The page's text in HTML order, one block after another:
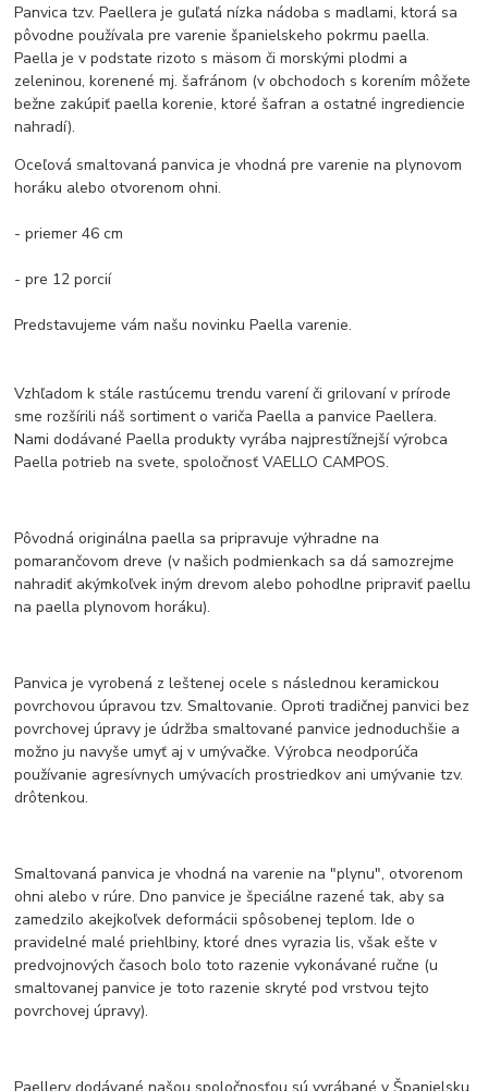
Panvica tzv. Paellera je guľatá nízka nádoba s madlami, ktorá sa
pôvodne používala pre varenie španielskeho pokrmu paella.
Paella je v podstate rizoto s mäsom či morskými plodmi a
zeleninou, korenené mj. šafránom (v obchodoch s korením môžete
bežne zakúpiť paella korenie, ktoré šafran a ostatné ingrediencie
nahradí).
Oceľová smaltovaná panvica je vhodná pre varenie na plynovom
horáku alebo otvorenom ohni.
- priemer 46 cm
- pre 12 porcií
Predstavujeme vám našu novinku Paella varenie.
Vzhľadom k stále rastúcemu trendu varení či grilovaní v prírode
sme rozšírili náš sortiment o variča Paella a panvice Paellera.
Nami dodávané Paella produkty vyrába najprestížnejší výrobca
Paella potrieb na svete, spoločnosť VAELLO CAMPOS.
Pôvodná originálna paella sa pripravuje výhradne na
pomarančovom dreve (v našich podmienkach sa dá samozrejme
nahradiť akýmkoľvek iným drevom alebo pohodlne pripraviť paellu
na paella plynovom horáku).
Panvica je vyrobená z leštenej ocele s následnou keramickou
povrchovou úpravou tzv. Smaltovanie. Oproti tradičnej panvici bez
povrchovej úpravy je údržba smaltované panvice jednoduchšie a
možno ju navyše umyť aj v umývačke. Výrobca neodporúča
používanie agresívnych umývacích prostriedkov ani umývanie tzv.
drôtenkou.
Smaltovaná panvica je vhodná na varenie na "plynu", otvorenom
ohni alebo v rúre. Dno panvice je špeciálne razené tak, aby sa
zamedzilo akejkoľvek deformácii spôsobenej teplom. Ide o
pravidelné malé priehlbiny, ktoré dnes vyrazia lis, však ešte v
predvojnových časoch bolo toto razenie vykonávané ručne (u
smaltovanej panvice je toto razenie skryté pod vrstvou tejto
povrchovej úpravy).
Paellery dodávané našou spoločnosťou sú vyrábané v Španielsku